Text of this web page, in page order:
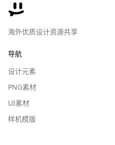
海外优质设计资源共享
导航
设计元素
PNG素材
UI素材
样机模版